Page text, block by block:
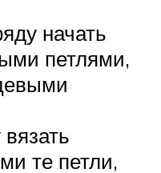
начать
петлями,
те петли,